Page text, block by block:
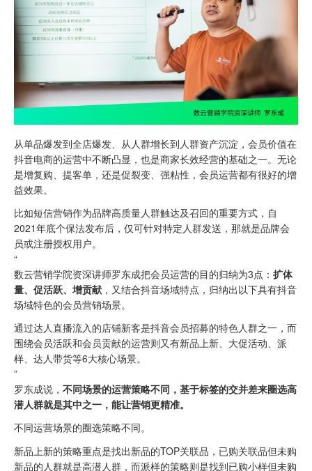
从单品爆发到全店爆发、从人群增长到人群资产沉淀，会员价值在
抖音电商的运营中不断凸显，也是商家长效经营的基础之一。无论
是增复购、提客单，还是促裂变、强粘性，会员运营都有很好的增
益效果。
比如短信营销作为品牌高质量人群触达及召回的重要方式，自
2021年底个保法发布后，仅可针对特定人群发送，那就是品牌会
员或注册授权用户。
“
数云营销学院资深讲师罗东成把会员运营的目的归纳为3点： 扩体
量、促活跃、增贡献 ，又结合抖音场域特点，归纳出以下具有抖音
场域特色的会员营销场景。
通过达人直播流入的店铺新客是抖音会员招募的特色人群之一，而
围绕会员活跃和会员贡献的运营则又有新品上新、大促活动、派
样、达人带货等6大核心场景。
”
罗东成说， 不同场景的运营策略不同，基于标签的交并差来圈选高
潜人群就是其中之一，能让营销更精准。
不同运营场景的圈选策略不同。
新品上新的策略重点是找出新品的TOP关联品，已购关联品但未购
新品的人群就是高潜人群，而派样的策略则是找到已购小样但未购